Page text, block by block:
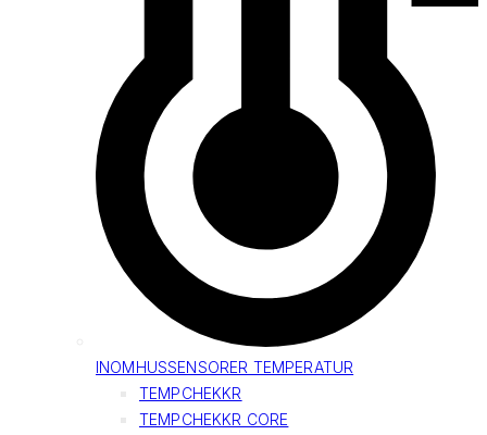
INOMHUSSENSORER TEMPERATUR
TEMPCHEKKR
TEMPCHEKKR CORE